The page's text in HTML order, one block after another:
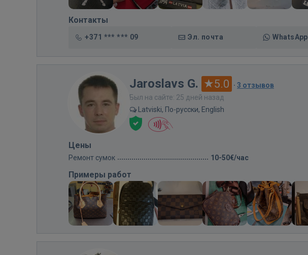
Контакты
+371 *** *** 09 Эл. почта WhatsApp
Jaroslavs G. 5.0 · 3 отзывов
Был на сайте: 25 дней назад
Latviski, По-русски, English
Цены
Ремонт сумок 10-50€/час
Примеры работ